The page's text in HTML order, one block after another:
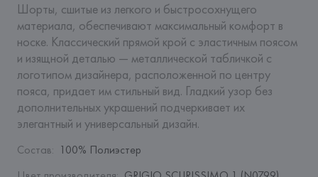
Шорты, сшитые из легкого и быстросохнущего
материала, обеспечивают максимальный комфорт в
носке. Классический прямой крой с эластичным поясом
и изящной деталью — металлической табличкой с
логотипом дизайнера, расположенной по центру
пояса, придает им стильный вид. Гладкий узор без
дополнительных украшений подчеркивает их
элегантный и универсальный дизайн.
Состав: 100% Полиэстер